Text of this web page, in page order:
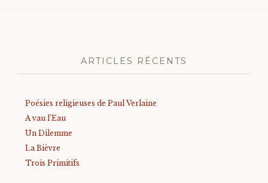
ARTICLES RÉCENTS
Poésies religieuses de Paul Verlaine
A vau l’Eau
Un Dilemme
La Bièvre
Trois Primitifs